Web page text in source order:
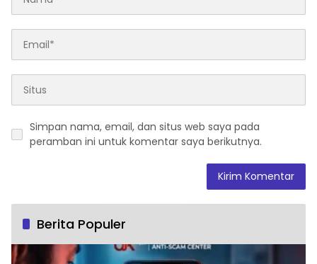
Simpan nama, email, dan situs web saya pada
peramban ini untuk komentar saya berikutnya.
Berita Populer